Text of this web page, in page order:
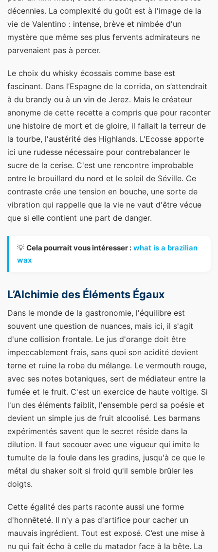
décennies. La complexité du goût est à l'image de la
vie de Valentino : intense, brève et nimbée d'un
mystère que même ses plus fervents admirateurs ne
parvenaient pas à percer.
Le choix du whisky écossais comme base est
fascinant. Dans l’Espagne de la corrida, on s’attendrait
à du brandy ou à un vin de Jerez. Mais le créateur
anonyme de cette recette a compris que pour raconter
une histoire de mort et de gloire, il fallait la terreur de
la tourbe, l'austérité des Highlands. L'Ecosse apporte
ici une rudesse nécessaire pour contrebalancer le
sucre de la cerise. C'est une rencontre improbable
entre le brouillard du nord et le soleil de Séville. Ce
contraste crée une tension en bouche, une sorte de
vibration qui rappelle que la vie ne vaut d'être vécue
que si elle contient une part de danger.
💡 Cela pourrait vous intéresser : what is a brazilian
wax
L’Alchimie des Éléments Égaux
Dans le monde de la gastronomie, l'équilibre est
souvent une question de nuances, mais ici, il s'agit
d'une collision frontale. Le jus d'orange doit être
impeccablement frais, sans quoi son acidité devient
terne et ruine la robe du mélange. Le vermouth rouge,
avec ses notes botaniques, sert de médiateur entre la
fumée et le fruit. C'est un exercice de haute voltige. Si
l'un des éléments faiblit, l'ensemble perd sa poésie et
devient un simple jus de fruit alcoolisé. Les barmans
expérimentés savent que le secret réside dans la
dilution. Il faut secouer avec une vigueur qui imite le
tumulte de la foule dans les gradins, jusqu'à ce que le
métal du shaker soit si froid qu'il semble brûler les
doigts.
Cette égalité des parts raconte aussi une forme
d'honnêteté. Il n'y a pas d'artifice pour cacher un
mauvais ingrédient. Tout est exposé. C’est une mise à
nu qui fait écho à celle du matador face à la bête. La